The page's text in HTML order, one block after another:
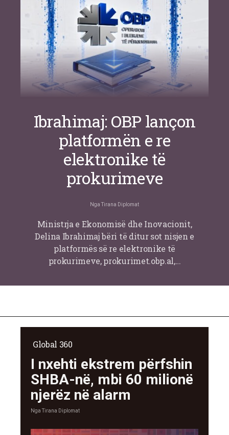
Or Shalom
Ibrahimaj: OBP lançon
platformën e re
elektronike të
prokurimeve
Nga Tirana Diplomat
Ministrja e Ekonomisë dhe Inovacionit,
Delina Ibrahimaj bëri të ditur sot nisjen e
platformës së re elektronike të
prokurimeve, prokurimet.obp.al,…
Global 360
I nxehti ekstrem përfshin
SHBA-në, mbi 60 milionë
njerëz në alarm
Nga Tirana Diplomat